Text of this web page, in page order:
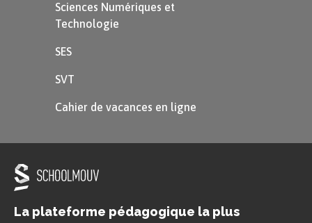
Sciences Numériques et
Technologie
SES
SVT
Cahier de vacances en ligne
La plateforme pédagogique la plus